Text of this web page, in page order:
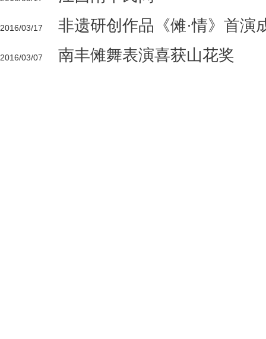
2016/03/17 非遗研创作品《傩·情》首演
2016/03/07 南丰傩舞表演喜获山花奖